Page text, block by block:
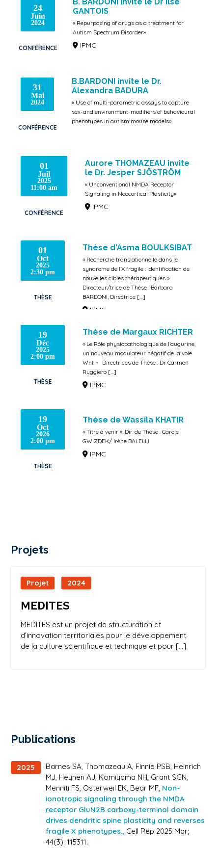
24
Juin
2024
CONFÉRENCE
GANTOIS
« Repurposing of drugs as a treatment for
Autism Spectrum Disorder»
IPMC
31
Mai
2024
CONFÉRENCE
B.BARDONI invite le Dr.
Alexandra BADURA
« Use of multi-parametric assays to capture
sex-and environment-modifiers of behavioural
phenotypes in autism mouse models»
01
Juil
2025
11:00 am
CONFÉRENCE
Aurore THOMAZEAU invite
le Dr. Jesper SJÖSTRÖM
« Unconventional NMDA Receptor
Signaling in Neocortical Plasticity«
IPMC
01
Oct
2025
2:30 pm
THÈSE
Thèse d'Asma BOULKSIBAT
« Recherche translationnelle dans le
syndrome de l’X fragile : identification de
nouvelles cibles thérapeutiques »
Directeur/trice de Thèse : Barbara
BARDONI, Directrice […]
IPMC
19
Déc
2025
2:00 pm
THÈSE
Thèse de Margaux RICHTER
« Le Rôle physiopathologique de l’augurine,
un nouveau modulateur négatif de la voie
Wnt » Directrices de Thèse : Dr Carmen
Ruggiero […]
IPMC
19
Oct
2026
2:00 pm
THÈSE
Thèse de Wassila KHATIR
« Titre à venir ». Dir. de Thèse : Carole
GWIZDEK/ Irène BALELLI
IPMC
Projets
Projet 2024
MEDITES
MEDITES est un projet de structuration et
d’innovation territoriales pour le développement
de la culture scientifique et technique et pour […]
Publications
2025
Barnes SA, Thomazeau A, Finnie PSB, Heinrich
MJ, Heynen AJ, Komiyama NH, Grant SGN,
Menniti FS, Osterweil EK, Bear MF, Non-
ionotropic signaling through the NMDA
receptor GluN2B carboxy-terminal domain
drives dendritic spine plasticity and reverses
fragile X phenotypes., Cell Rep 2025 Mar;
44(3): 115311.